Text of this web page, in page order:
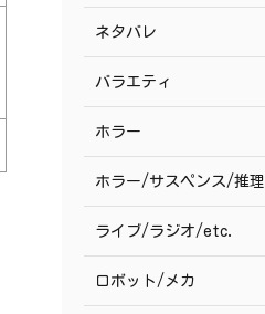
ネタバレ
バラエティ
ホラー
ホラー/サスペンス/推理
ライブ/ラジオ/etc.
ロボット/メカ